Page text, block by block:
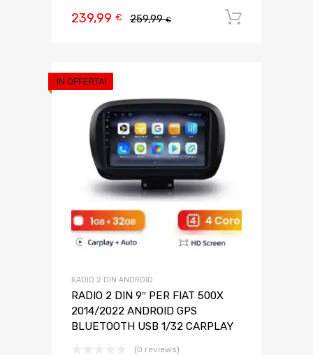
259,99€
239,99 €
IN OFFERTA!
RADIO 2 DIN ANDROID
RADIO 2 DIN 9″ PER FIAT 500X
2014/2022 ANDROID GPS
BLUETOOTH USB 1/32 CARPLAY
(0 reviews)